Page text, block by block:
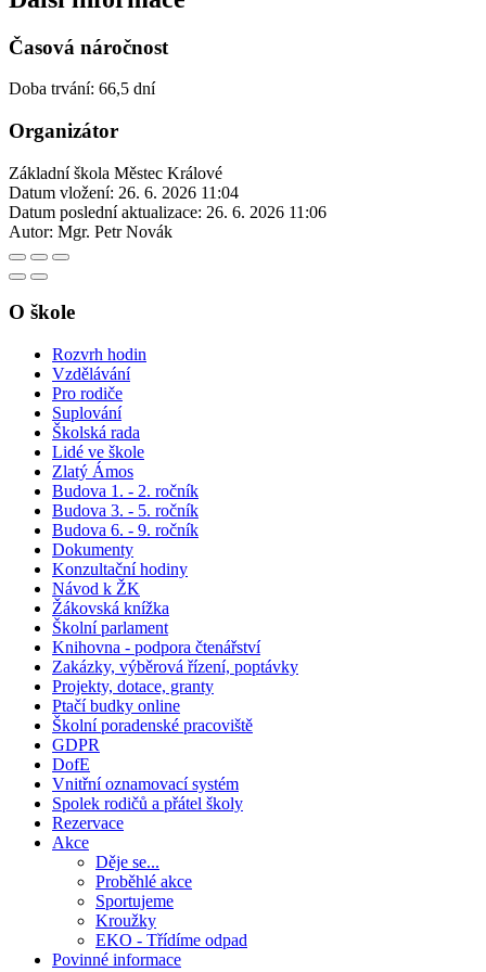
Časová náročnost
Doba trvání: 66,5 dní
Organizátor
Základní škola Městec Králové
Datum vložení: 26. 6. 2026 11:04
Datum poslední aktualizace: 26. 6. 2026 11:06
Autor: Mgr. Petr Novák
O škole
Rozvrh hodin
Vzdělávání
Pro rodiče
Suplování
Školská rada
Lidé ve škole
Zlatý Ámos
Budova 1. - 2. ročník
Budova 3. - 5. ročník
Budova 6. - 9. ročník
Dokumenty
Konzultační hodiny
Návod k ŽK
Žákovská knížka
Školní parlament
Knihovna - podpora čtenářství
Zakázky, výběrová řízení, poptávky
Projekty, dotace, granty
Ptačí budky online
Školní poradenské pracoviště
GDPR
DofE
Vnitřní oznamovací systém
Spolek rodičů a přátel školy
Rezervace
Akce
Děje se...
Proběhlé akce
Sportujeme
Kroužky
EKO - Třídíme odpad
Povinné informace